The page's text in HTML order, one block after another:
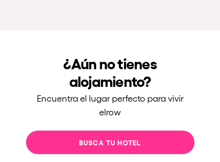
¿Aún no tienes
alojamiento?
Encuentra el lugar perfecto para vivir
elrow
BUSCA TU HOTEL